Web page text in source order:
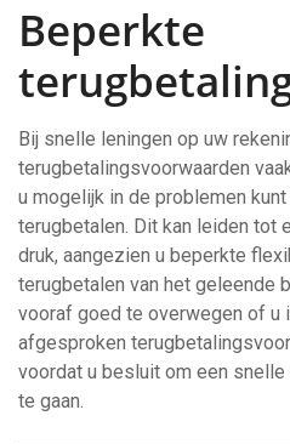
Beperkte
Bij snelle leningen op uw
terugbetalingsvoorwaarden
u mogelijk in de problemen
terugbetalen. Dit kan leiden tot
druk, aangezien u beperkte
terugbetalen van het geleende
vooraf goed te overwegen of u
afgesproken
voordat u besluit om een snelle
te gaan.